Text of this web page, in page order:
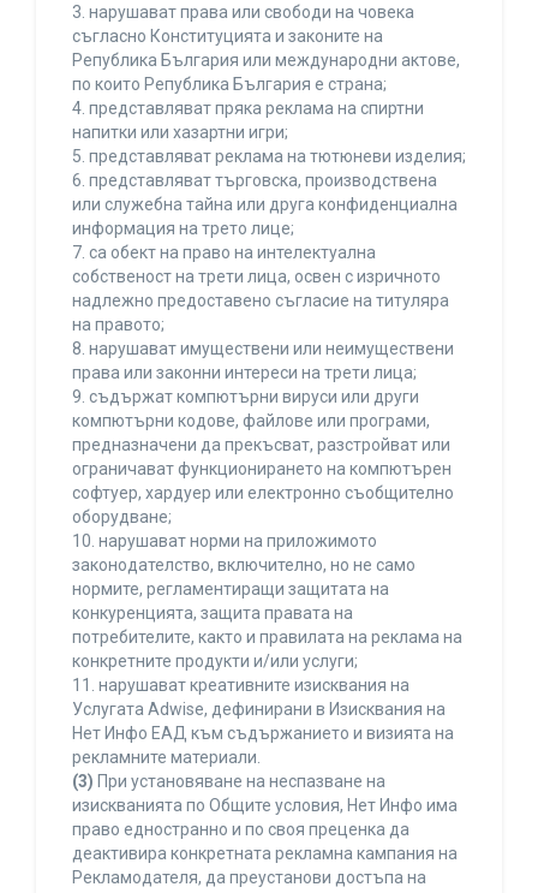
3. нарушават права или свободи на човека
съгласно Конституцията и законите на
Република България или международни актове,
по които Република България е страна;
4. представляват пряка реклама на спиртни
напитки или хазартни игри;
5. представляват реклама на тютюневи изделия;
6. представляват търговска, производствена
или служебна тайна или друга конфиденциална
информация на трето лице;
7. са обект на право на интелектуална
собственост на трети лица, освен с изричното
надлежно предоставено съгласие на титуляра
на правото;
8. нарушават имуществени или неимуществени
права или законни интереси на трети лица;
9. съдържат компютърни вируси или други
компютърни кодове, файлове или програми,
предназначени да прекъсват, разстройват или
ограничават функционирането на компютърен
софтуер, хардуер или електронно съобщително
оборудване;
10. нарушават норми на приложимото
законодателство, включително, но не само
нормите, регламентиращи защитата на
конкуренцията, защита правата на
потребителите, както и правилата на реклама на
конкретните продукти и/или услуги;
11. нарушават креативните изисквания на
Услугата Adwise, дефинирани в Изисквания на
Нет Инфо ЕАД към съдържанието и визията на
рекламните материали.
(3) При установяване на неспазване на
изискванията по Общите условия, Нет Инфо има
право едностранно и по своя преценка да
деактивира конкретната рекламна кампания на
Рекламодателя, да преустанови достъпа на